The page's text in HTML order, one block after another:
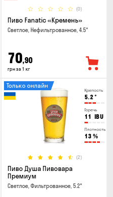
(0)
Пиво Fanatic «Кремень»
Светлое, Нефильтрованное, 4.5°
70,90
грн за 1 кг
Крепость
5.2 °
Горечь
11 IBU
Плотность
13 %
(2)
Только онлайн
Пиво Душа Пивовара
Премиум
Светлое, Фильтрованное, 5.2°